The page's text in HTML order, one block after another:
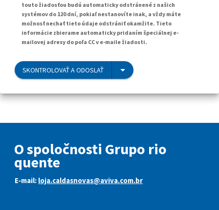
touto žiadosťou budú automaticky odstránené z našich
systémov do 120 dní, pokiaľ nestanovíte inak, a vždy máte
možnosť nechať tieto údaje odstrániť okamžite. Tieto
informácie zbierame automaticky pridaním špeciálnej e-
mailovej adresy do poľa CC v e-maile žiadosti.
SKONTROLOVAŤ A ODOSLAŤ
O spoločnosti Grupo rio
quente
E‑mail: loja.caldasnovas@aviva.com.br